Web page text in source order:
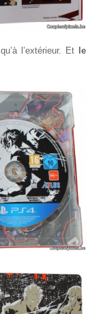
l’extérieur. Et
le